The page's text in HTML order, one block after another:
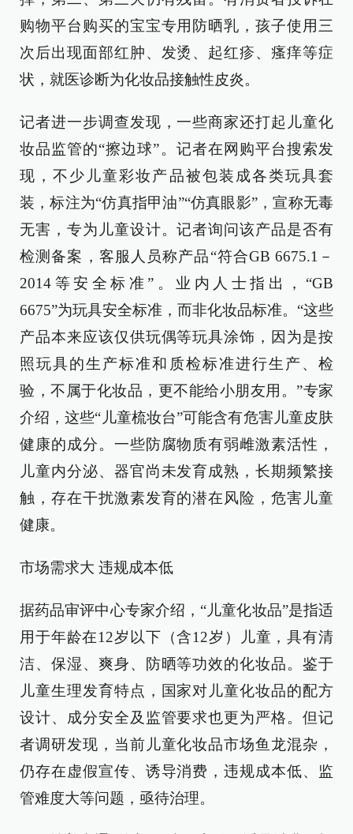
购物平台购买的宝宝专用防晒乳，孩子使用三
次后出现面部红肿、发烫、起红疹、瘙痒等症
状，就医诊断为化妆品接触性皮炎。
记者进一步调查发现，一些商家还打起儿童化
妆品监管的“擦边球”。记者在网购平台搜索发
现，不少儿童彩妆产品被包装成各类玩具套
装，标注为“仿真指甲油”“仿真眼影”，宣称无毒
无害，专为儿童设计。记者询问该产品是否有
检测备案，客服人员称产品“符合GB 6675.1－
2014等安全标准”。业内人士指出，“GB
6675”为玩具安全标准，而非化妆品标准。“这些
产品本来应该仅供玩偶等玩具涂饰，因为是按
照玩具的生产标准和质检标准进行生产、检
验，不属于化妆品，更不能给小朋友用。”专家
介绍，这些“儿童梳妆台”可能含有危害儿童皮肤
健康的成分。一些防腐物质有弱雌激素活性，
儿童内分泌、器官尚未发育成熟，长期频繁接
触，存在干扰激素发育的潜在风险，危害儿童
健康。
市场需求大 违规成本低
据药品审评中心专家介绍，“儿童化妆品”是指适
用于年龄在12岁以下（含12岁）儿童，具有清
洁、保湿、爽身、防晒等功效的化妆品。鉴于
儿童生理发育特点，国家对儿童化妆品的配方
设计、成分安全及监管要求也更为严格。但记
者调研发现，当前儿童化妆品市场鱼龙混杂，
仍存在虚假宣传、诱导消费，违规成本低、监
管难度大等问题，亟待治理。